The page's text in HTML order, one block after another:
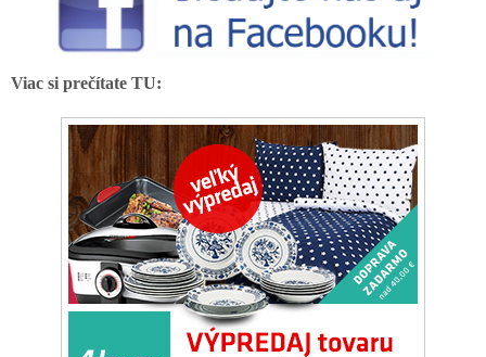
Viac si prečítate TU: